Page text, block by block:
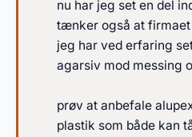
nu har jeg set en del
tænker også at firmaet
jeg har ved erfaring
agarsiv mod messing
prøv at anbefale
plastik som både kan